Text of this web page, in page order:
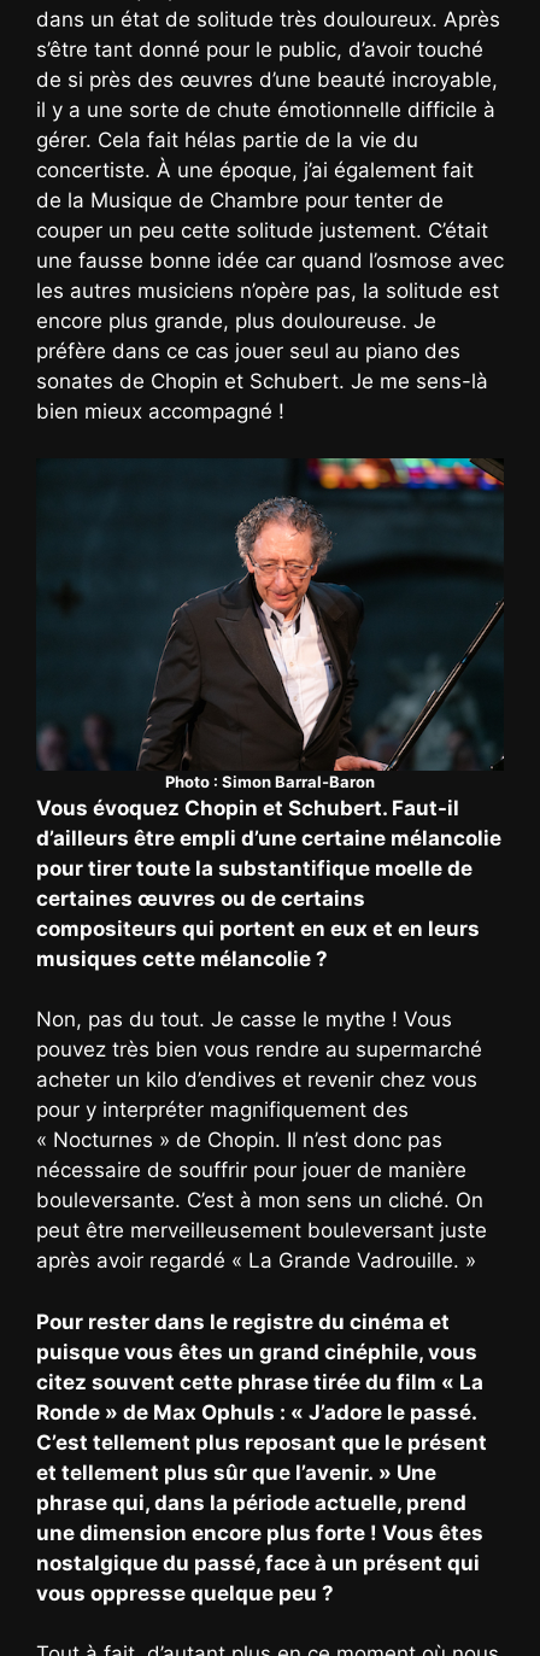
dans un état de solitude très douloureux. Après
s’être tant donné pour le public, d’avoir touché
de si près des œuvres d’une beauté incroyable,
il y a une sorte de chute émotionnelle difficile à
gérer. Cela fait hélas partie de la vie du
concertiste. À une époque, j’ai également fait
de la Musique de Chambre pour tenter de
couper un peu cette solitude justement. C’était
une fausse bonne idée car quand l’osmose avec
les autres musiciens n’opère pas, la solitude est
encore plus grande, plus douloureuse. Je
préfère dans ce cas jouer seul au piano des
sonates de Chopin et Schubert. Je me sens-là
bien mieux accompagné !
Photo : Simon Barral-Baron
Vous évoquez Chopin et Schubert. Faut-il
d’ailleurs être empli d’une certaine mélancolie
pour tirer toute la substantifique moelle de
certaines œuvres ou de certains
compositeurs qui portent en eux et en leurs
musiques cette mélancolie ?
Non, pas du tout. Je casse le mythe ! Vous
pouvez très bien vous rendre au supermarché
acheter un kilo d’endives et revenir chez vous
pour y interpréter magnifiquement des
« Nocturnes » de Chopin. Il n’est donc pas
nécessaire de souffrir pour jouer de manière
bouleversante. C’est à mon sens un cliché. On
peut être merveilleusement bouleversant juste
après avoir regardé « La Grande Vadrouille. »
Pour rester dans le registre du cinéma et
puisque vous êtes un grand cinéphile, vous
citez souvent cette phrase tirée du film « La
Ronde » de Max Ophuls : « J’adore le passé.
C’est tellement plus reposant que le présent
et tellement plus sûr que l’avenir. » Une
phrase qui, dans la période actuelle, prend
une dimension encore plus forte ! Vous êtes
nostalgique du passé, face à un présent qui
vous oppresse quelque peu ?